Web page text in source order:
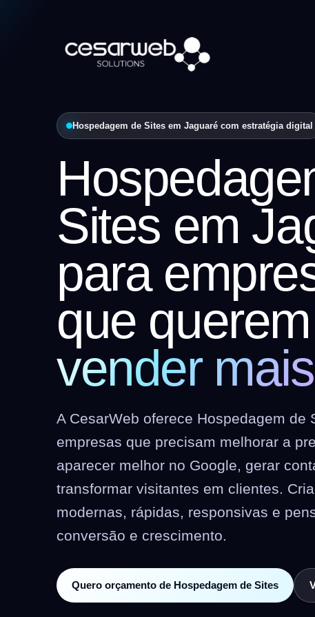
Hospedagem de Sites em Jaguaré com estratégia digital
Sites em
para
que querem
vender mais
A CesarWeb oferece Hospedagem de
empresas que precisam melhorar a
aparecer melhor no Google, gerar
transformar visitantes em clientes.
modernas, rápidas, responsivas e
conversão e crescimento.
Quero orçamento de Hospedagem de Sites